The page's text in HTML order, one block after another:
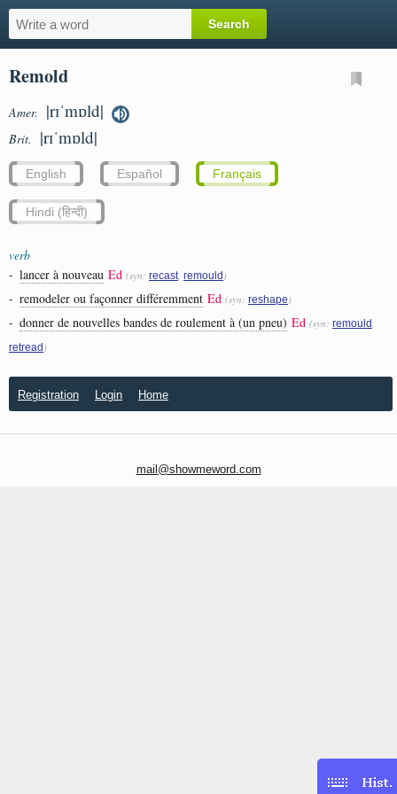
Remold
Amer. |rɪˈmɒld|
Brit. |rɪˈmɒld|
English Español Français
Hindi (हिन्दी)
verb
- lancer à nouveau Ed (syn: recast remould )
- remodeler ou façonner différemment Ed (syn: reshape )
- donner de nouvelles bandes de roulement à (un pneu) Ed (syn: remould
retread )
Registration Login Home
mail@showmeword.com